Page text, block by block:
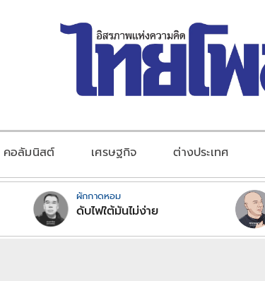
คอลัมนิสต์ เศรษฐกิจ ต่างประเทศ
ผักกาดหอม
ดับไฟใต้มันไม่ง่าย